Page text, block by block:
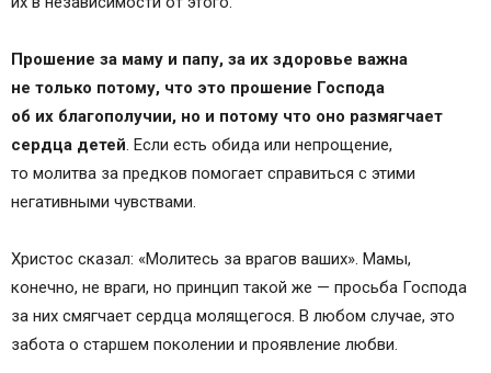
Прошение за маму и папу, за их здоровье важна
не только потому, что это прошение Господа
об их благополучии, но и потому что оно размягчает
сердца детей. Если есть обида или непрощение,
то молитва за предков помогает справиться с этими
негативными чувствами.
Христос сказал: «Молитесь за врагов ваших». Мамы,
конечно, не враги, но принцип такой же — просьба Господа
за них смягчает сердца молящегося. В любом случае, это
забота о старшем поколении и проявление любви.